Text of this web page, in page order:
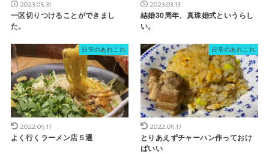
2023.05.31
一区切りつけることができまし
た。
2023.03.13
結婚30周年、真珠婚式というらし
い。
日常のあれこれ
2022.05.17
よく行くラーメン店５選
日常のあれこれ
2022.05.17
とりあえずチャーハン作っておけ
ばいい